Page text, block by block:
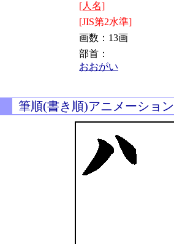
[人名]
[JIS第2水準]
画数：13画
部首：
おおがい
筆順(書き順)アニメーション